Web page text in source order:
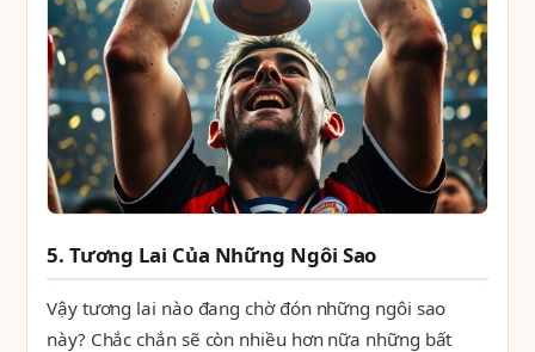
5. Tương Lai Của Những Ngôi Sao
Vậy tương lai nào đang chờ đón những ngôi sao
này? Chắc chắn sẽ còn nhiều hơn nữa những bất